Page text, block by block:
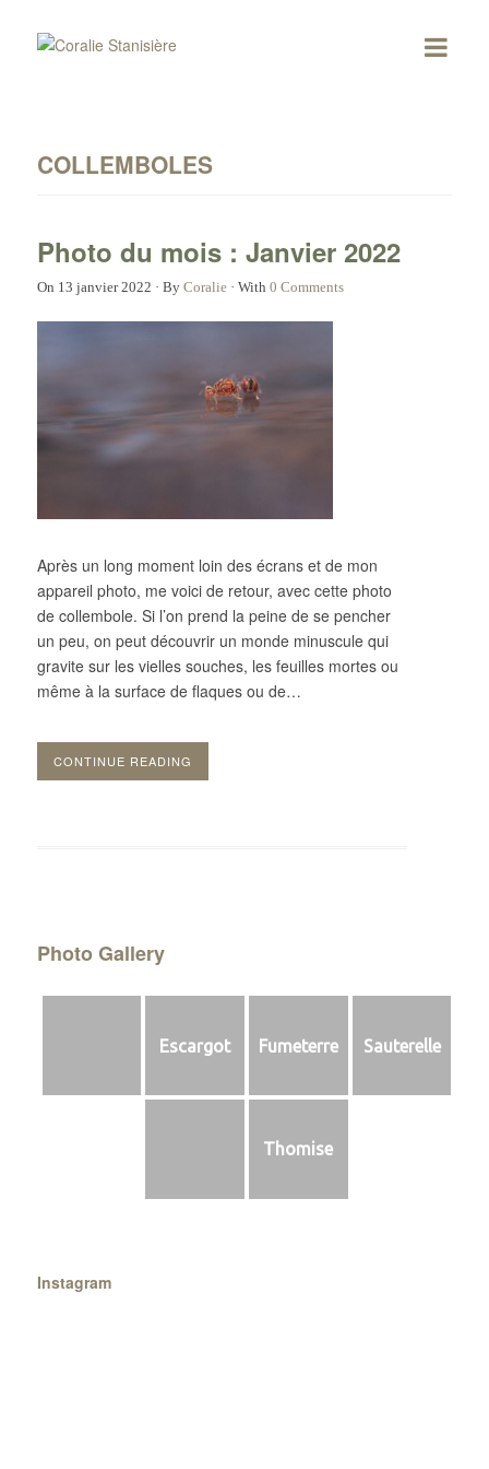
COLLEMBOLES
Photo du mois : Janvier 2022
On 13 janvier 2022 · By Coralie· With 0 Comments
Après un long moment loin des écrans et de mon
appareil photo, me voici de retour, avec cette photo
de collembole. Si l’on prend la peine de se pencher
un peu, on peut découvrir un monde minuscule qui
gravite sur les vielles souches, les feuilles mortes ou
même à la surface de flaques ou de…
CONTINUE READING
Photo Gallery
Escargot Fumeterre Sauterelle
Thomise
Instagram